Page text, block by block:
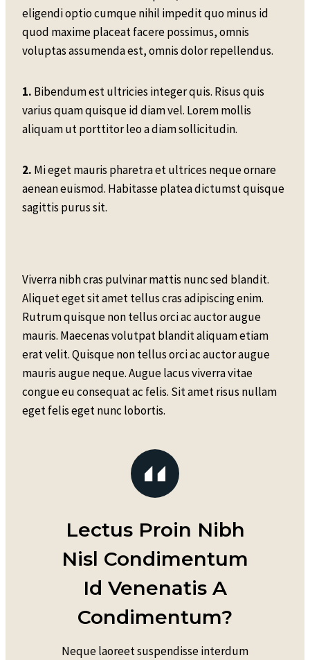
eligendi optio cumque nihil impedit quo minus id
quod maxime placeat facere possimus, omnis
voluptas assumenda est, omnis dolor repellendus.
1. Bibendum est ultricies integer quis. Risus quis
varius quam quisque id diam vel. Lorem mollis
aliquam ut porttitor leo a diam sollicitudin.
2. Mi eget mauris pharetra et ultrices neque ornare
aenean euismod. Habitasse platea dictumst quisque
sagittis purus sit.
Viverra nibh cras pulvinar mattis nunc sed blandit.
Aliquet eget sit amet tellus cras adipiscing enim.
Rutrum quisque non tellus orci ac auctor augue
mauris. Maecenas volutpat blandit aliquam etiam
erat velit. Quisque non tellus orci ac auctor augue
mauris augue neque. Augue lacus viverra vitae
congue eu consequat ac felis. Sit amet risus nullam
eget felis eget nunc lobortis.
Lectus Proin Nibh
Nisl Condimentum
Id Venenatis A
Condimentum?
Neque laoreet suspendisse interdum